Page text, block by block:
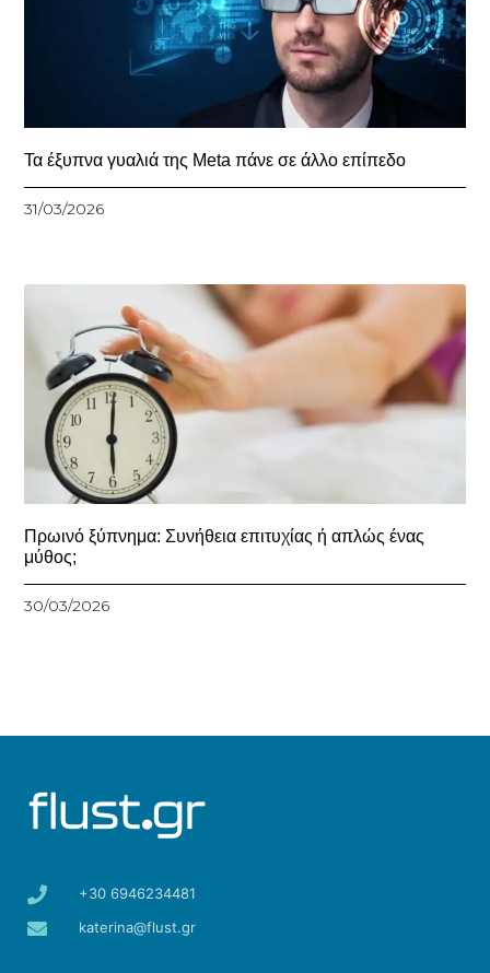
Τα έξυπνα γυαλιά της Meta πάνε σε άλλο επίπεδο
31/03/2026
Πρωινό ξύπνημα: Συνήθεια επιτυχίας ή απλώς ένας
μύθος;
30/03/2026
+30 6946234481
katerina@flust.gr